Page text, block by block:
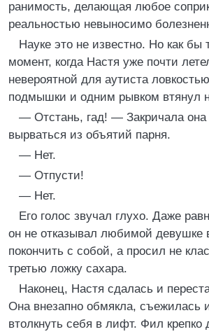
ранимость, делающая любое
реальностью невыносимо
Науке это не известно. Но как
момент, когда Настя уже почти
невероятной для аутиста
подмышки и одним рывком втянул
— Отстань, гад! — Закричала она
вырваться из объятий парня.
— Нет.
— Отпусти!
— Нет.
Его голос звучал глухо. Даже
он не отказывал любимой девушке
покончить с собой, а просил не
третью ложку сахара.
Наконец, Настя сдалась и
Она внезапно обмякла, съежилась
втолкнуть себя в лифт. Фил крепко